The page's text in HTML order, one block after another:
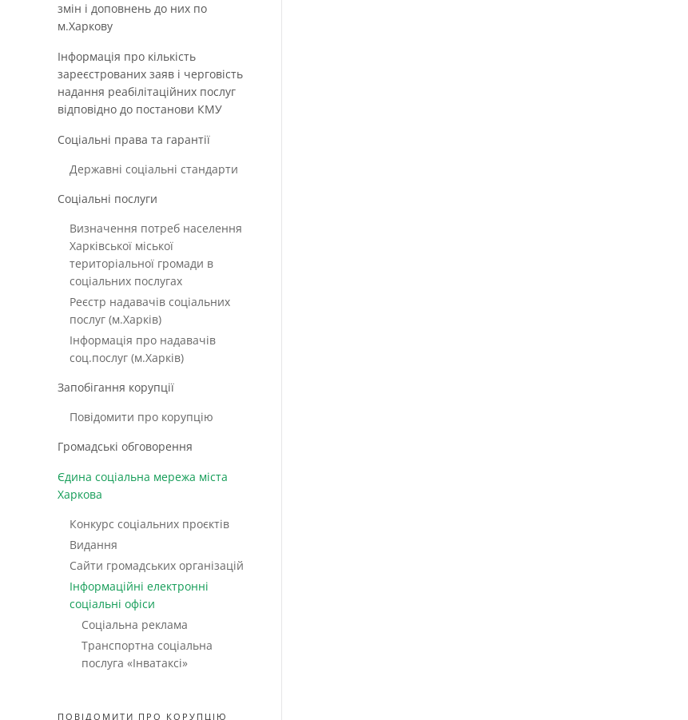
змін і доповнень до них по
м.Харкову
Інформація про кількість
зареєстрованих заяв і черговість
надання реабілітаційних послуг
відповідно до постанови КМУ
Соціальні права та гарантії
Державні соціальні стандарти
Соціальні послуги
Визначення потреб населення
Харківської міської
територіальної громади в
соціальних послугах
Реєстр надавачів соціальних
послуг (м.Харків)
Інформація про надавачів
соц.послуг (м.Харків)
Запобігання корупції
Повідомити про корупцію
Громадські обговорення
Єдина соціальна мережа міста
Харкова
Конкурс соціальних проєктів
Видання
Сайти громадських організацій
Інформаційні електронні
соціальні офіси
Соціальна реклама
Транспортна соціальна
послуга «Інватаксі»
ПОВІДОМИТИ ПРО КОРУПЦІЮ